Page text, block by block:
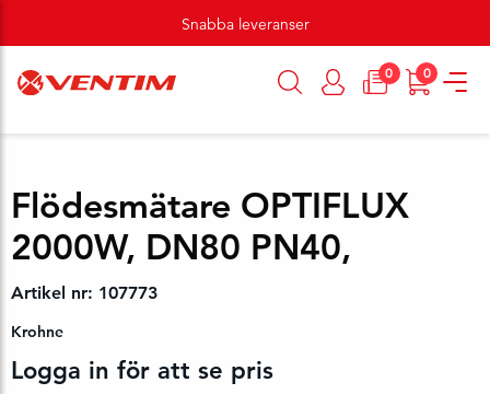
Snabba leveranser
0 0
Flödesmätare OPTIFLUX
2000W, DN80 PN40,
Artikel nr: 107773
Krohne
Logga in för att se pris